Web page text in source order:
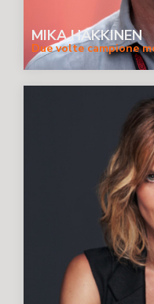
MIKA HAKKINEN
Due volte campione